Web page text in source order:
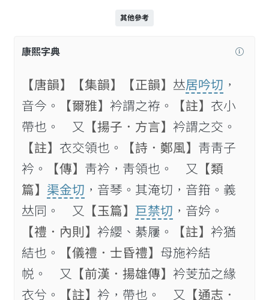
其他參考
康熙字典
【唐韻】 【集韻】 【正韻】 𠀤居吟切 ，
音今。
【爾雅】 衿謂之袸。 【註】 衣小
帶也。 又
【揚子．方言】 衿謂之交。
【註】 衣交領也。 【詩．鄭風】 靑靑子
衿。
【傳】 靑衿，靑領也。 又
【類
篇】 渠金切 ，音琴。其淹切，音箝。義
𠀤同。 又
【玉篇】 巨禁切 ，音妗。
【禮．內則】 衿纓、綦屨。 【註】 衿猶
結也。
【儀禮．士昏禮】 母施衿結
帨。 又
【前漢．揚雄傳】 衿芰茄之緣
衣兮。
【註】 衿，帶也。 又
【通志．